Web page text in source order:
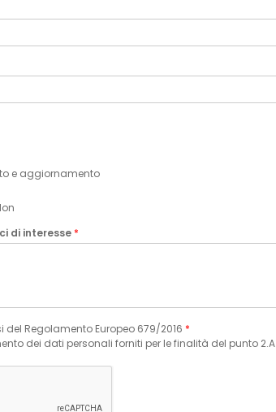
e aggiornamento
di interesse *
Regolamento Europeo 679/2016 *
dei dati personali forniti per le finalità del punto 2.A